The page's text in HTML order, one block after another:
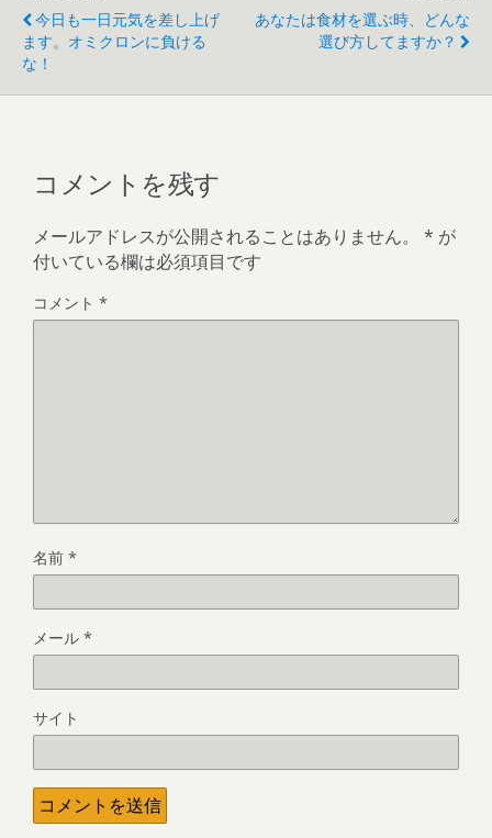
今日も一日元気を差し上げ
ます。オミクロンに負ける
な！
あなたは食材を選ぶ時、どんな
選び方してますか？
コメントを残す
メールアドレスが公開されることはありません。 * が
付いている欄は必須項目です
コメント *
名前 *
メール *
サイト